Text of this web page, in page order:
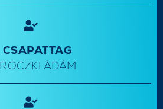
CSAPATTAG
ÁDÁM